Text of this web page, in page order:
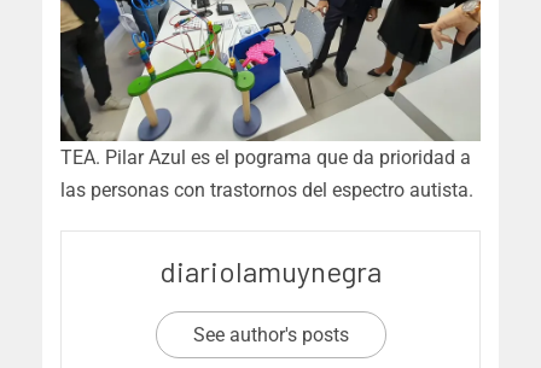
TEA. Pilar Azul es el pograma que da prioridad a
las personas con trastornos del espectro autista.
diariolamuynegra
See author's posts